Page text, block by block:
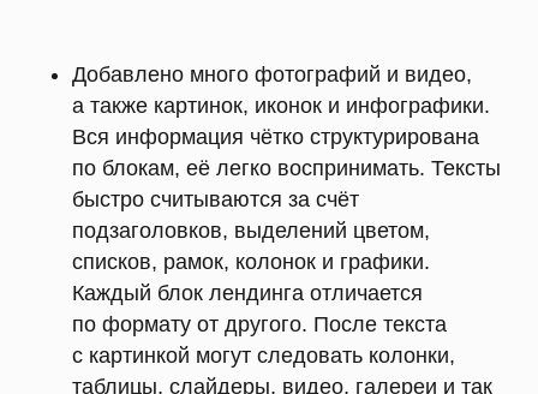
Добавлено много фотографий и видео,
а также картинок, иконок и инфографики.
Вся информация чётко структурирована
по блокам, её легко воспринимать. Тексты
быстро считываются за счёт
подзаголовков, выделений цветом,
списков, рамок, колонок и графики.
Каждый блок лендинга отличается
по формату от другого. После текста
с картинкой могут следовать колонки,
таблицы, слайдеры, видео, галереи и так